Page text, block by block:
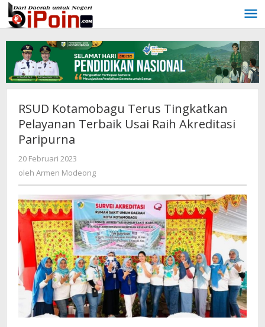
Lewati
ke
konten
RSUD Kotamobagu Terus Tingkatkan
Pelayanan Terbaik Usai Raih Akreditasi
Paripurna
20 Februari 2023
Armen
Modeong
oleh Armen Modeong